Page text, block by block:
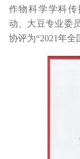
作物科学学科
动、大豆专业委
协评为“2021年全